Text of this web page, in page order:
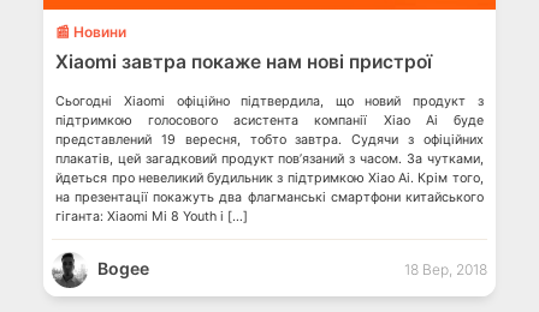
📰 Новини
Xiaomi завтра покаже нам нові пристрої
Сьогодні Xiaomi офіційно підтвердила, що новий продукт з
підтримкою голосового асистента компанії Xiao Ai буде
представлений 19 вересня, тобто завтра. Судячи з офіційних
плакатів, цей загадковий продукт пов’язаний з часом. За чутками,
йдеться про невеликий будильник з підтримкою Xiao Ai. Крім того,
на презентації покажуть два флагманські смартфони китайського
гіганта: Xiaomi Mi 8 Youth і […]
Bogee 18 Вер, 2018